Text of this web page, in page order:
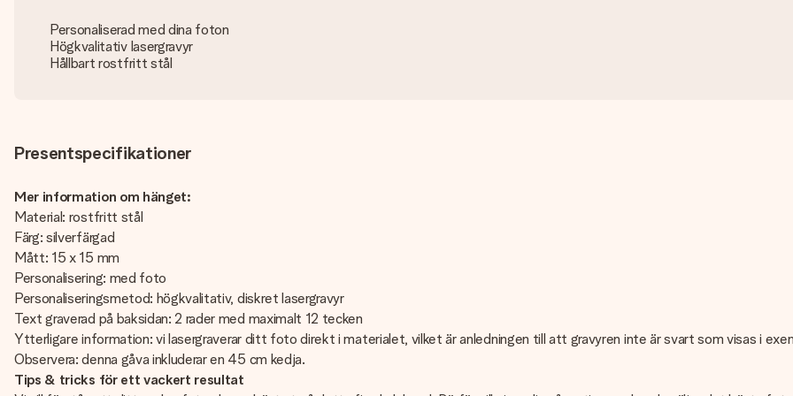
Personaliserad med dina foton
Högkvalitativ lasergravyr
Hållbart rostfritt stål
Presentspecifikationer
Mer information om hänget:
Material: rostfritt stål
Färg: silverfärgad
Mått: 15 x 15 mm
Personalisering: med foto
Personaliseringsmetod: högkvalitativ, diskret lasergravyr
Text graverad på baksidan: 2 rader med maximalt 12 tecken
Ytterligare information: vi lasergraverar ditt foto direkt i materialet, vilket är anledningen till att gravyren inte är svart som visas i
Observera: denna gåva inkluderar en 45 cm kedja.
Tips & tricks för ett vackert resultat